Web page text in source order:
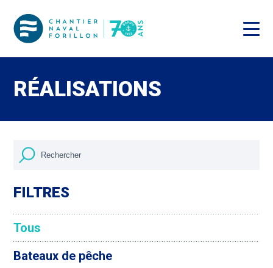
RÉALISATIONS
FILTRES
Tous
Bateaux de pêche